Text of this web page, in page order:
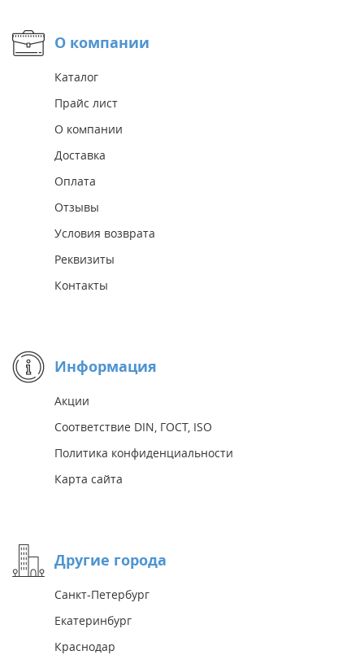
О компании
Каталог
Прайс лист
О компании
Доставка
Оплата
Отзывы
Условия возврата
Реквизиты
Контакты
Информация
Акции
Соответствие DIN, ГОСТ, ISO
Политика конфиденциальности
Карта сайта
Другие города
Санкт-Петербург
Екатеринбург
Краснодар